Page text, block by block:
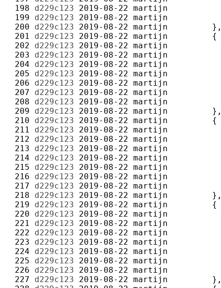
198 d229c123 2019-08-22 martijn
199 d229c123 2019-08-22 martijn
200 d229c123 2019-08-22 martijn
201 d229c123 2019-08-22 martijn
202 d229c123 2019-08-22 martijn
203 d229c123 2019-08-22 martijn
204 d229c123 2019-08-22 martijn
205 d229c123 2019-08-22 martijn
206 d229c123 2019-08-22 martijn
207 d229c123 2019-08-22 martijn
208 d229c123 2019-08-22 martijn
209 d229c123 2019-08-22 martijn
210 d229c123 2019-08-22 martijn
211 d229c123 2019-08-22 martijn
212 d229c123 2019-08-22 martijn
213 d229c123 2019-08-22 martijn
214 d229c123 2019-08-22 martijn
215 d229c123 2019-08-22 martijn
216 d229c123 2019-08-22 martijn
217 d229c123 2019-08-22 martijn
218 d229c123 2019-08-22 martijn
219 d229c123 2019-08-22 martijn
220 d229c123 2019-08-22 martijn
221 d229c123 2019-08-22 martijn
222 d229c123 2019-08-22 martijn
223 d229c123 2019-08-22 martijn
224 d229c123 2019-08-22 martijn
225 d229c123 2019-08-22 martijn
226 d229c123 2019-08-22 martijn
227 d229c123 2019-08-22 martijn